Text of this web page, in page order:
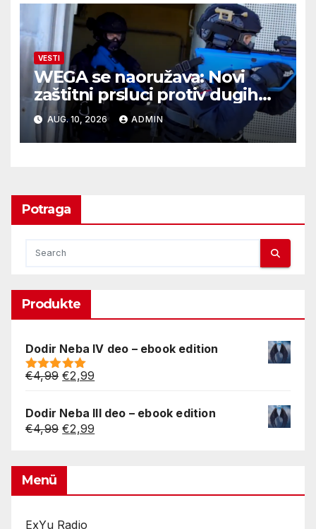
VESTI
WEGA se naoružava: Novi
zaštitni prsluci protiv dugih
cevi
AUG. 10, 2026 ADMIN
Potraga
Produkte
Dodir Neba IV deo – ebook edition
Rated5.00
€4,99 Original
was:
€4,99.
€2,99
is:
€2,99.
Dodir Neba III deo – ebook edition
€4,99 Original
€2,99
Menü
ExYu Radio